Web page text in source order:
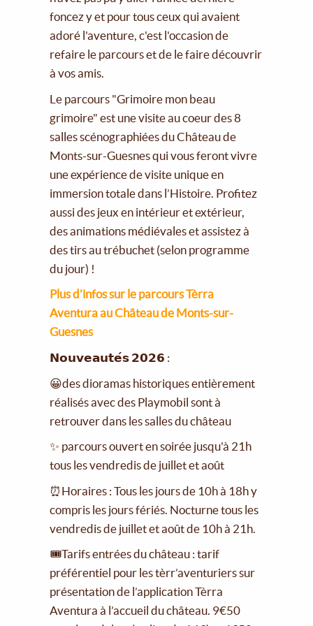
foncez y et pour tous ceux qui avaient
adoré l'aventure, c'est l'occasion de
refaire le parcours et de le faire découvrir
à vos amis.
Le parcours "Grimoire mon beau
grimoire" est une visite au coeur des 8
salles scénographiées du Château de
Monts-sur-Guesnes qui vous feront vivre
une expérience de visite unique en
immersion totale dans l’Histoire. Profitez
aussi des jeux en intérieur et extérieur,
des animations médiévales et assistez à
des tirs au trébuchet (selon programme
du jour) !
Plus d'infos sur le parcours Tèrra
Aventura au Château de Monts-sur-
Guesnes
𝗡𝗼𝘂𝘃𝗲𝗮𝘂𝘁𝗲́𝘀 𝟮𝟬𝟮𝟲 :
😀des dioramas historiques entièrement
réalisés avec des Playmobil sont à
retrouver dans les salles du château
✨ parcours ouvert en soirée jusqu'à 21h
tous les vendredis de juillet et août
⏰Horaires : Tous les jours de 10h à 18h y
compris les jours fériés. Nocturne tous les
vendredis de juillet et août de 10h à 21h.
🎟Tarifs entrées du château : tarif
préférentiel pour les tèrr’aventuriers sur
présentation de l’application Tèrra
Aventura à l’accueil du château. 9€50